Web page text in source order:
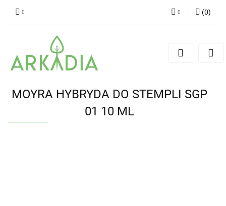
(0)
MOYRA HYBRYDA DO STEMPLI SGP
01 10 ML